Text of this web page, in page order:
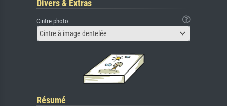
Divers & Extras
Cintre photo
Cintre à image dentelée
Résumé